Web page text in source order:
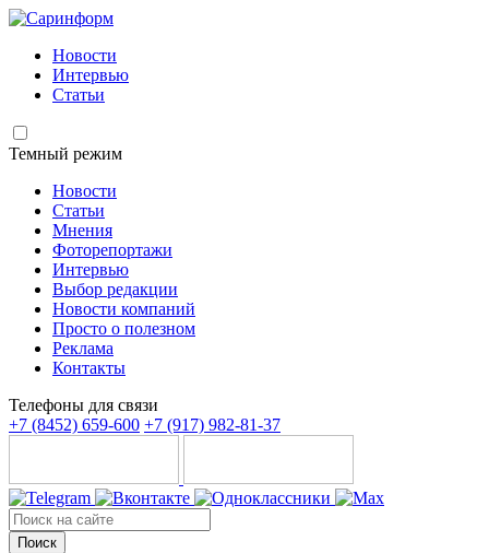
Новости
Интервью
Статьи
Темный режим
Новости
Статьи
Мнения
Фоторепортажи
Интервью
Выбор редакции
Новости компаний
Просто о полезном
Реклама
Контакты
Телефоны для связи
+7 (8452) 659-600 +7 (917) 982-81-37
Поиск